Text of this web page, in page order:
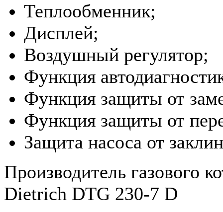
Теплообменник;
Дисплей;
Воздушный регулятор;
Функция
Функция защиты от
Функция защиты от
Защита насоса от
Производитель газового
Dietrich DTG 230-7 D